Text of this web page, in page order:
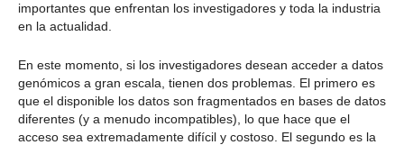
importantes que enfrentan los investigadores y toda la industria
en la actualidad.
En este momento, si los investigadores desean acceder a datos
genómicos a gran escala, tienen dos problemas. El primero es
que el disponible los datos son fragmentados en bases de datos
diferentes (y a menudo incompatibles), lo que hace que el
acceso sea extremadamente difícil y costoso. El segundo es la